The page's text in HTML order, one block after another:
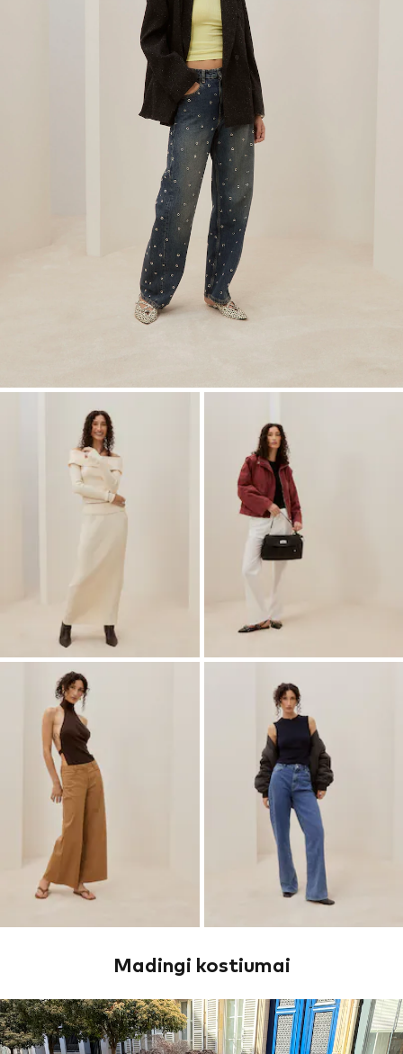
Madingi kostiumai